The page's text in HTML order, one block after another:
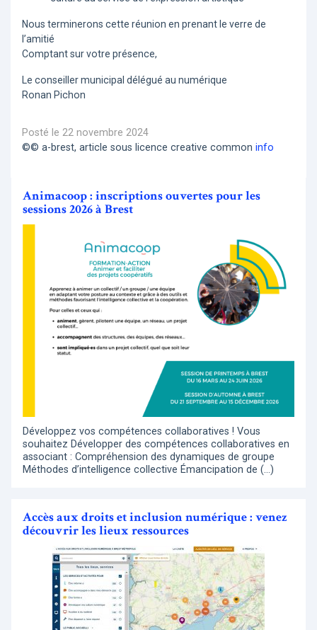
Nous terminerons cette réunion en prenant le verre de
l’amitié
Comptant sur votre présence,
Le conseiller municipal délégué au numérique
Ronan Pichon
Posté le 22 novembre 2024
©© a-brest, article sous licence creative common info
Animacoop : inscriptions ouvertes pour les
sessions 2026 à Brest
Développez vos compétences collaboratives ! Vous
souhaitez Développer des compétences collaboratives en
associant : Compréhension des dynamiques de groupe
Méthodes d’intelligence collective Émancipation de (…)
Accès aux droits et inclusion numérique : venez
découvrir les lieux ressources